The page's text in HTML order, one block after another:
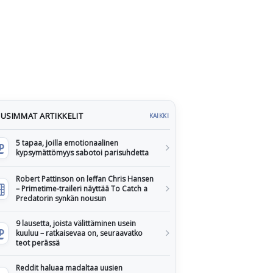
ARTIKKELIT KAIKKI
5 tapaa, joilla emotionaalinen
kypsymättömyys sabotoi parisuhdetta
Robert Pattinson on leffan Chris Hansen
– Primetime-traileri näyttää To Catch a
Predatorin synkän nousun
9 lausetta, joista välittäminen usein
kuuluu – ratkaisevaa on, seuraavatko
teot perässä
Reddit haluaa madaltaa uusien